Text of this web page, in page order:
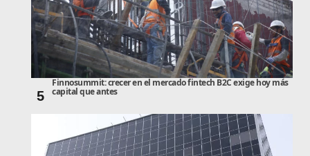
5
Finnosummit: crecer en el mercado fintech B2C exige hoy más
capital que antes